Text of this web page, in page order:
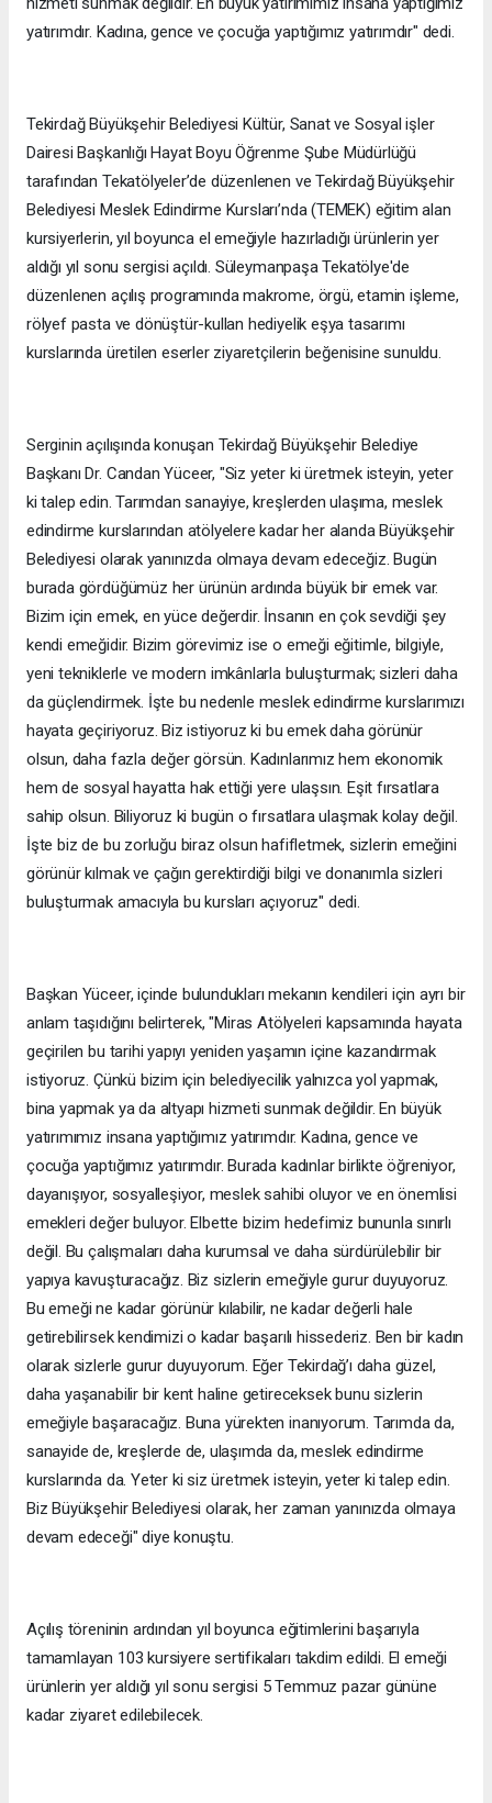
yatırımdır. Kadına, gence ve çocuğa yaptığımız yatırımdır" dedi.
Tekirdağ Büyükşehir Belediyesi Kültür, Sanat ve Sosyal işler
Dairesi Başkanlığı Hayat Boyu Öğrenme Şube Müdürlüğü
tarafından Tekatölyeler’de düzenlenen ve Tekirdağ Büyükşehir
Belediyesi Meslek Edindirme Kursları’nda (TEMEK) eğitim alan
kursiyerlerin, yıl boyunca el emeğiyle hazırladığı ürünlerin yer
aldığı yıl sonu sergisi açıldı. Süleymanpaşa Tekatölye'de
düzenlenen açılış programında makrome, örgü, etamin işleme,
rölyef pasta ve dönüştür-kullan hediyelik eşya tasarımı
kurslarında üretilen eserler ziyaretçilerin beğenisine sunuldu.
Serginin açılışında konuşan Tekirdağ Büyükşehir Belediye
Başkanı Dr. Candan Yüceer, "Siz yeter ki üretmek isteyin, yeter
ki talep edin. Tarımdan sanayiye, kreşlerden ulaşıma, meslek
edindirme kurslarından atölyelere kadar her alanda Büyükşehir
Belediyesi olarak yanınızda olmaya devam edeceğiz. Bugün
burada gördüğümüz her ürünün ardında büyük bir emek var.
Bizim için emek, en yüce değerdir. İnsanın en çok sevdiği şey
kendi emeğidir. Bizim görevimiz ise o emeği eğitimle, bilgiyle,
yeni tekniklerle ve modern imkânlarla buluşturmak; sizleri daha
da güçlendirmek. İşte bu nedenle meslek edindirme kurslarımızı
hayata geçiriyoruz. Biz istiyoruz ki bu emek daha görünür
olsun, daha fazla değer görsün. Kadınlarımız hem ekonomik
hem de sosyal hayatta hak ettiği yere ulaşsın. Eşit fırsatlara
sahip olsun. Biliyoruz ki bugün o fırsatlara ulaşmak kolay değil.
İşte biz de bu zorluğu biraz olsun hafifletmek, sizlerin emeğini
görünür kılmak ve çağın gerektirdiği bilgi ve donanımla sizleri
buluşturmak amacıyla bu kursları açıyoruz" dedi.
Başkan Yüceer, içinde bulundukları mekanın kendileri için ayrı bir
anlam taşıdığını belirterek, "Miras Atölyeleri kapsamında hayata
geçirilen bu tarihi yapıyı yeniden yaşamın içine kazandırmak
istiyoruz. Çünkü bizim için belediyecilik yalnızca yol yapmak,
bina yapmak ya da altyapı hizmeti sunmak değildir. En büyük
yatırımımız insana yaptığımız yatırımdır. Kadına, gence ve
çocuğa yaptığımız yatırımdır. Burada kadınlar birlikte öğreniyor,
dayanışıyor, sosyalleşiyor, meslek sahibi oluyor ve en önemlisi
emekleri değer buluyor. Elbette bizim hedefimiz bununla sınırlı
değil. Bu çalışmaları daha kurumsal ve daha sürdürülebilir bir
yapıya kavuşturacağız. Biz sizlerin emeğiyle gurur duyuyoruz.
Bu emeği ne kadar görünür kılabilir, ne kadar değerli hale
getirebilirsek kendimizi o kadar başarılı hissederiz. Ben bir kadın
olarak sizlerle gurur duyuyorum. Eğer Tekirdağ’ı daha güzel,
daha yaşanabilir bir kent haline getireceksek bunu sizlerin
emeğiyle başaracağız. Buna yürekten inanıyorum. Tarımda da,
sanayide de, kreşlerde de, ulaşımda da, meslek edindirme
kurslarında da. Yeter ki siz üretmek isteyin, yeter ki talep edin.
Biz Büyükşehir Belediyesi olarak, her zaman yanınızda olmaya
devam edeceği" diye konuştu.
Açılış töreninin ardından yıl boyunca eğitimlerini başarıyla
tamamlayan 103 kursiyere sertifikaları takdim edildi. El emeği
ürünlerin yer aldığı yıl sonu sergisi 5 Temmuz pazar gününe
kadar ziyaret edilebilecek.